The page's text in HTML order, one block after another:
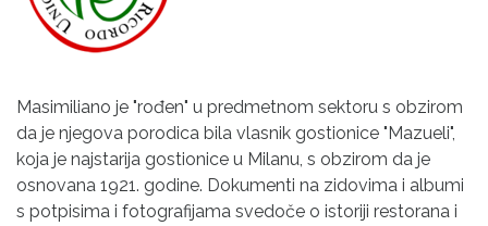
Masimiliano je "rođen" u predmetnom sektoru s obzirom
da je njegova porodica bila vlasnik gostionice "Mazueli",
koja je najstarija gostionice u Milanu, s obzirom da je
osnovana 1921. godine. Dokumenti na zidovima i albumi
s potpisima i fotografijama svedoče o istoriji restorana i